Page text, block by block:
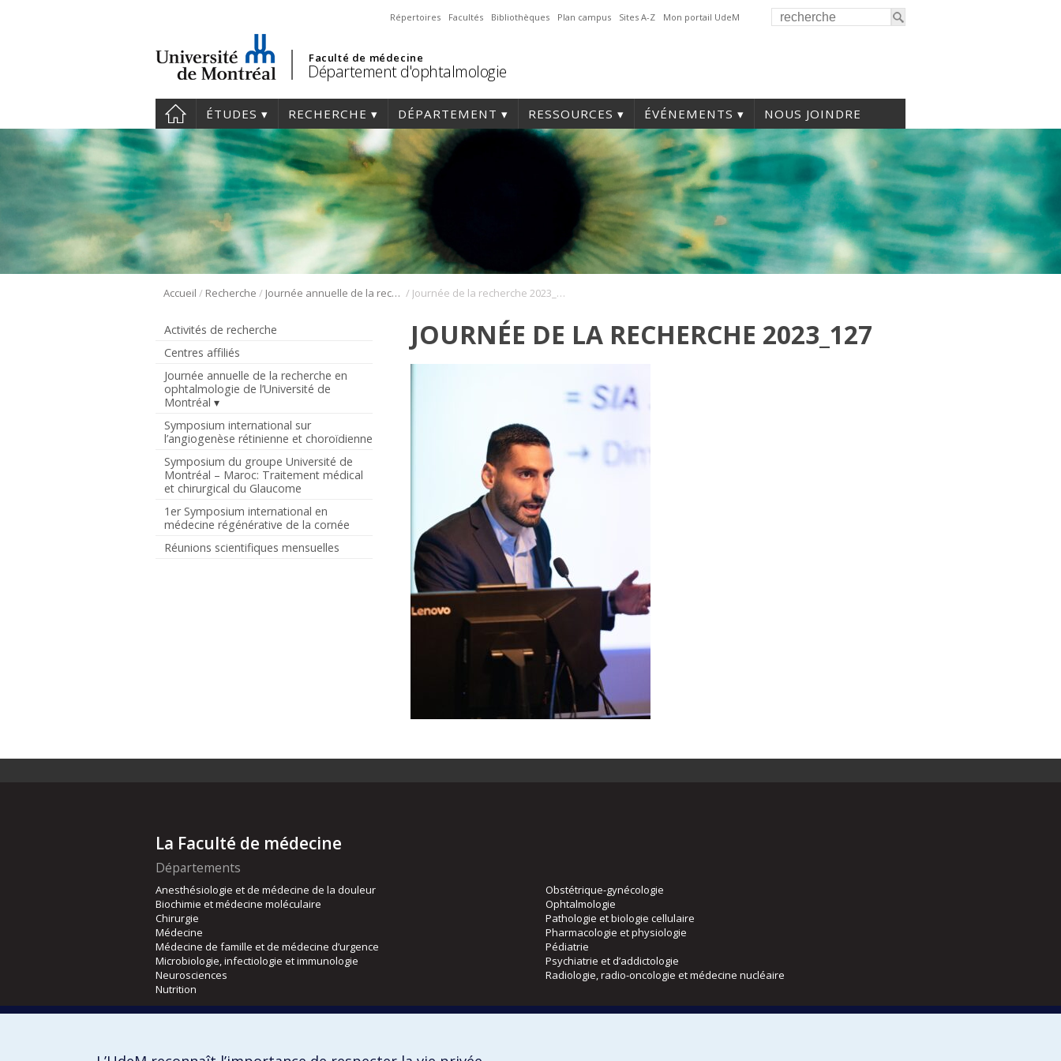
Répertoires Facultés Bibliothèques Plan campus Sites A-Z Mon portail UdeM
Faculté de médecine
Département d'ophtalmologie
ÉTUDES RECHERCHE DÉPARTEMENT RESSOURCES ÉVÉNEMENTS NOUS JOINDRE
Accueil / Recherche / Journée annuelle de la recherche en ophtalmologie de l’Université de Montréal / Journée de la recherche 2023_127
Activités de recherche
Centres affiliés
Journée annuelle de la recherche en
ophtalmologie de l’Université de
Montréal
Symposium international sur
l’angiogenèse rétinienne et choroïdienne
Symposium du groupe Université de
Montréal – Maroc: Traitement médical
et chirurgical du Glaucome
1er Symposium international en
médecine régénérative de la cornée
Réunions scientifiques mensuelles
JOURNÉE DE LA RECHERCHE 2023_127
La Faculté de médecine
Départements
Anesthésiologie et de médecine de la douleur
Biochimie et médecine moléculaire
Chirurgie
Médecine
Médecine de famille et de médecine d’urgence
Microbiologie, infectiologie et immunologie
Neurosciences
Nutrition
Obstétrique-gynécologie
Ophtalmologie
Pathologie et biologie cellulaire
Pharmacologie et physiologie
Pédiatrie
Psychiatrie et d’addictologie
Radiologie, radio-oncologie et médecine nucléaire